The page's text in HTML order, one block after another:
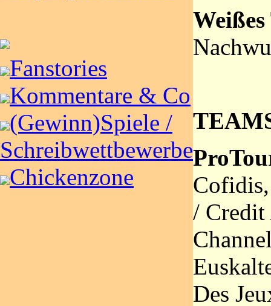
Fanstories
Kommentare & Co
(Gewinn)Spiele /
Schreibwettbewerbe
Chickenzone
/
Des